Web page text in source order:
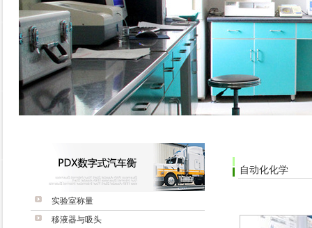
实验室称量
移液器与吸头
自动化化学